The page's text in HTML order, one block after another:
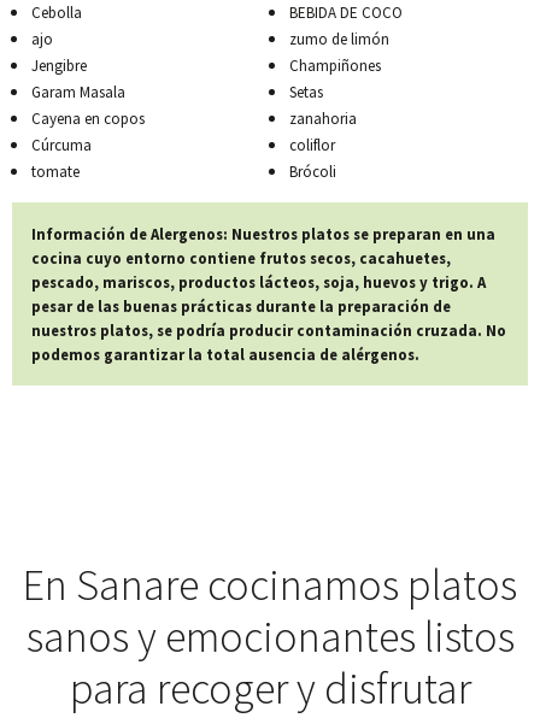
Cebolla
ajo
Jengibre
Garam Masala
Cayena en copos
Cúrcuma
tomate
BEBIDA DE COCO
zumo de limón
Champiñones
Setas
zanahoria
coliflor
Brócoli
Información de Alergenos: Nuestros platos se preparan en una
cocina cuyo entorno contiene frutos secos, cacahuetes,
pescado, mariscos, productos lácteos, soja, huevos y trigo. A
pesar de las buenas prácticas durante la preparación de
nuestros platos, se podría producir contaminación cruzada. No
podemos garantizar la total ausencia de alérgenos.
En Sanare cocinamos platos
sanos y emocionantes listos
para recoger y disfrutar